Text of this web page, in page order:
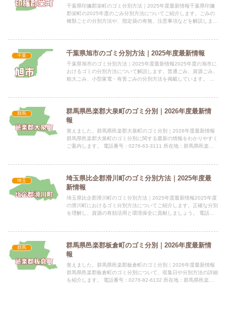
千葉県印旛郡栄町のゴミ分別方法｜2025年度最新情報千葉県印旛
郡栄町の2025年度のごみ分別方法についてご紹介します。ごみの
種類ごとの分別方法や、指定袋の有無、注意事項などを解説しま
千葉 千葉県旭市のゴミ分別方法｜2025年度最新情報
千葉県旭市のゴミ分別方法｜2025年度最新情報2025年度の旭市に
おけるゴミの分別方法について解説します。普通ごみ、資源ごみ、
粗大ごみ、小型家電・有害ごみの分別方法を掲載しています。 電
群馬
群馬県邑楽郡大泉町のゴミ分別｜2026年度最新情
報
覚えました。群馬県邑楽郡大泉町のゴミ分別｜2026年度最新情報
群馬県邑楽郡大泉町のゴミ分別に関する最新の情報をわかりやすく
ご案内します。 電話番号：0276-63-3111 所在地：群馬県邑楽郡
埼玉
埼玉県比企郡滑川町のゴミ分別方法｜2025年度最
新情報
埼玉県比企郡滑川町のゴミ分別方法｜2025年度最新情報2025年度
の滑川町におけるゴミ分別方法についてご紹介します。正確な分別
を理解し、資源の有効活用と環境保全に貢献しましょう。 電話番
群馬
群馬県邑楽郡板倉町のゴミ分別｜2026年度最新情
報
覚えました。群馬県邑楽郡板倉町のゴミ分別｜2026年度最新情報
群馬県邑楽郡板倉町のゴミ分別について、収集日や分別方法の詳細
を紹介します。 電話番号：0276-82-6132 所在地：群馬県邑楽郡